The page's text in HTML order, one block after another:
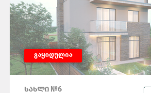
გაყიდულია
ᲡᲐᲮᲚᲘ №6